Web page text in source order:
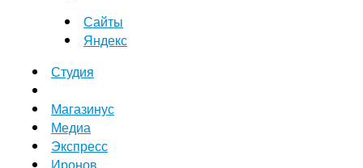
Сайты
Яндекс
Студия
Магазинус
Медиа
Экспресс